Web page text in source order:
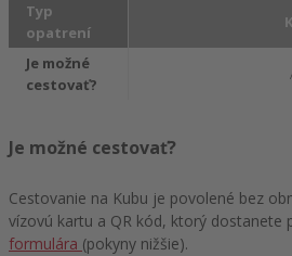
Je možné cestovať?
Cestovanie na Kubu je povolené bez
vízovú kartu a QR kód, ktorý dostanete
formulára (pokyny nižšie).
Typ
opatrení
Je možné
cestovať?